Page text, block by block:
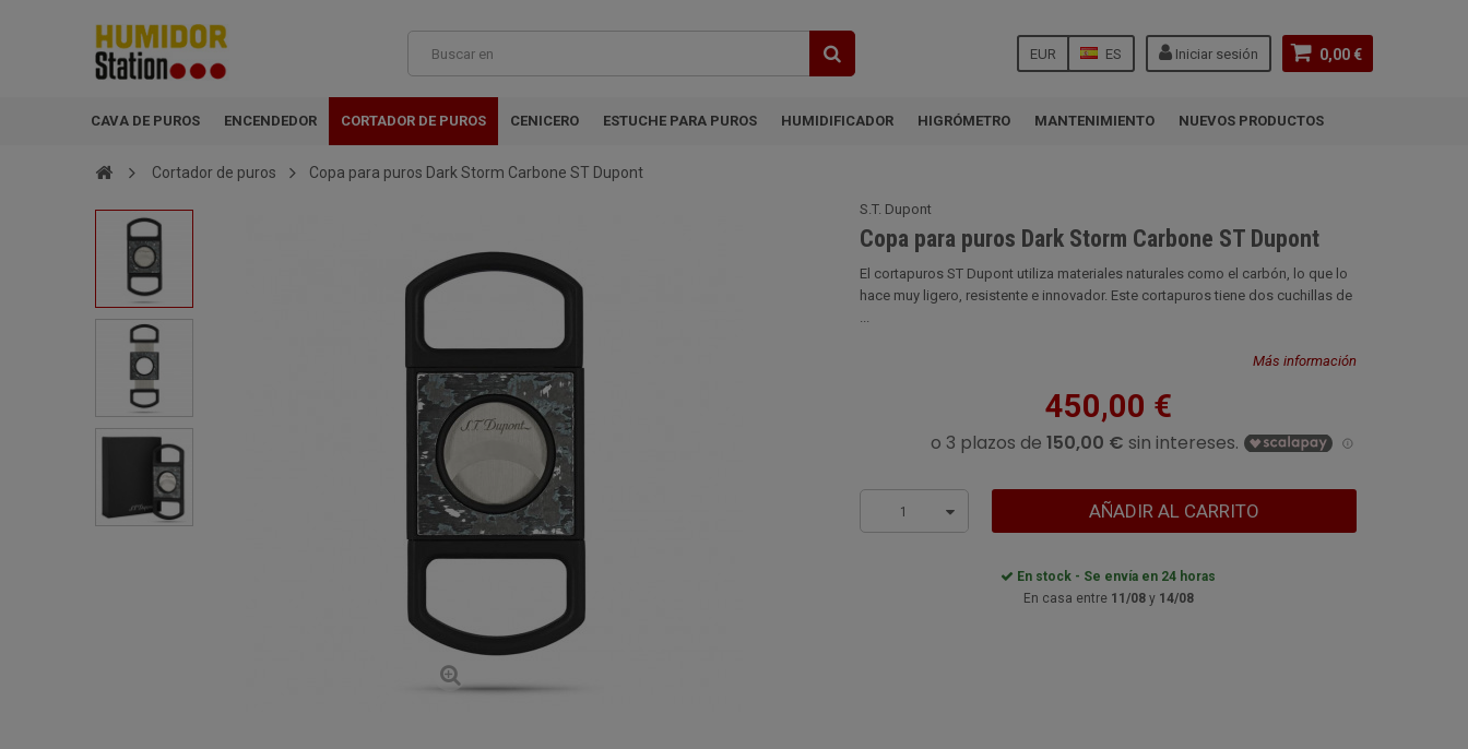
0,00 €
Iniciar sesión
ES
EUR
CAVA DE PUROS ENCENDEDOR CORTADOR DE PUROS CENICERO ESTUCHE PARA PUROS HUMIDIFICADOR HIGRÓMETRO MANTENIMIENTO NUEVOS PRODUCTOS
Cortador de puros Copa para puros Dark Storm Carbone ST Dupont
S.T. Dupont
Copa para puros Dark Storm Carbone ST Dupont
El cortapuros ST Dupont utiliza materiales naturales como el carbón, lo que lo
hace muy ligero, resistente e innovador. Este cortapuros tiene dos cuchillas de
...
Más información
450,00 €
1 AÑADIR AL CARRITO
En stock - Se envía en 24 horas
En casa entre 11/08y 14/08